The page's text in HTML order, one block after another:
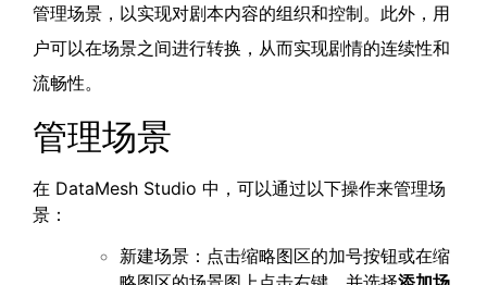
管理场景，以实现对剧本内容的组织和控制。此外，用
户可以在场景之间进行转换，从而实现剧情的连续性和
流畅性。
管理场景
在 DataMesh Studio 中，可以通过以下操作来管理场
景：
新建场景：点击缩略图区的加号按钮或在缩